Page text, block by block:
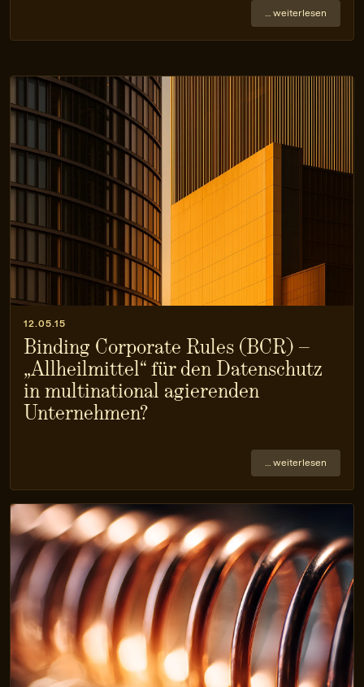
… weiterlesen
12.05.15
Binding Corporate Rules (BCR) –
„Allheilmittel“ für den Datenschutz
in multinational agierenden
Unternehmen?
… weiterlesen